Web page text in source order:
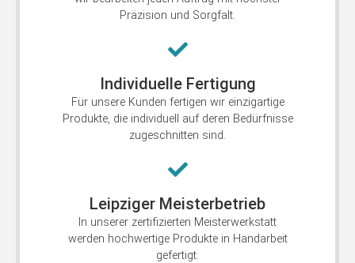
Präzision und Sorgfalt.
Individuelle Fertigung
Für unsere Kunden fertigen wir einzigartige
Produkte, die individuell auf deren Bedürfnisse
zugeschnitten sind.
Leipziger Meisterbetrieb
In unserer zertifizierten Meisterwerkstatt
werden hochwertige Produkte in Handarbeit
gefertigt.